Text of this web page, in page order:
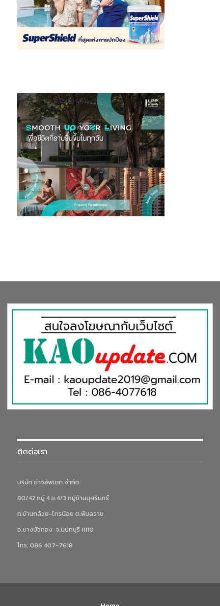
ติดต่อเรา
บริษัท ข่าวอัพเดท จำกัด
80/42 หมู่ 4 ซ.4/3 หมู่บ้านบุศรินทร์
ถ.บ้านกล้วย-ไทรน้อย ต.พิมลราช
อ.บางบัวทอง จ.นนทบุรี 11110
โทร. 086 407-7618